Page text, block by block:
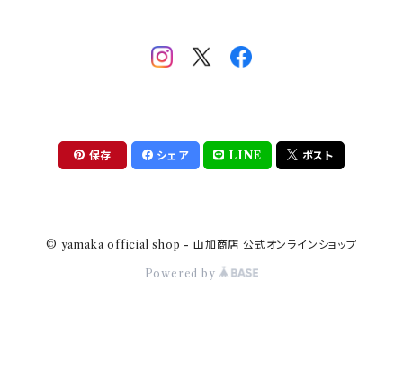
ちびまる子ちゃんandクレヨンしんちゃん
THE BEATLES(ザ・ビートルズ)
【山加商店×yaeko】migratory bird
HAPPY DINING(ハッピーダイニング)
保存 シェア LINE ポスト
© yamaka official shop - 山加商店 公式オンラインショップ
Powered by